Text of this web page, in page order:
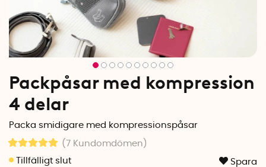
Packpåsar med kompression
4 delar
Packa smidigare med kompressionspåsar
(7 Kundomdömen )
Spara